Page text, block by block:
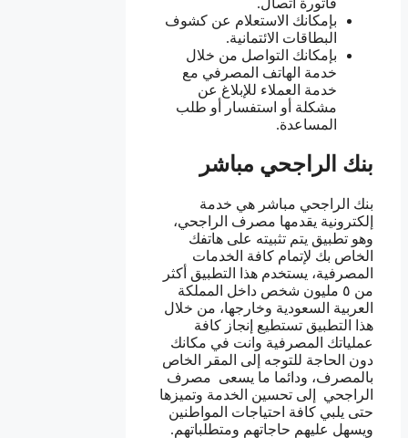
فاتورة اتصال.
بإمكانك الاستعلام عن كشوف
البطاقات الائتمانية.
بإمكانك التواصل من خلال
خدمة الهاتف المصرفي مع
خدمة العملاء للإبلاغ عن
مشكلة أو استفسار أو طلب
المساعدة.
بنك الراجحي مباشر
بنك الراجحي مباشر هي خدمة
إلكترونية يقدمها مصرف الراجحي،
وهو تطبيق يتم تثبيته على هاتفك
الخاص بك لإتمام كافة الخدمات
المصرفية، يستخدم هذا التطبيق أكثر
من ٥ مليون شخص داخل المملكة
العربية السعودية وخارجها، من خلال
هذا التطبيق تستطيع إنجاز كافة
عملياتك المصرفية وانت في مكانك
دون الحاجة للتوجه إلى المقر الخاص
بالمصرف، ودائما ما يسعى مصرف
الراجحي إلى تحسين الخدمة وتميزها
حتى يلبي كافة احتياجات المواطنين
ويسهل عليهم حاجاتهم ومتطلباتهم.